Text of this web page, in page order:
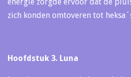
energie zorgde ervoor dat de
zich konden omtoveren tot
Hoofdstuk 3. Luna